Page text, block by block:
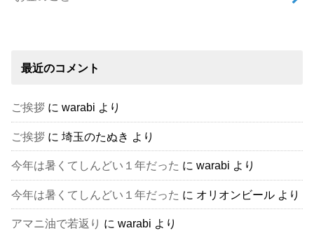
最近のコメント
ご挨拶 にwarabi より
ご挨拶 に埼玉のたぬき より
今年は暑くてしんどい１年だった にwarabi より
今年は暑くてしんどい１年だった に オリオンビール より
アマニ油で若返り にwarabi より